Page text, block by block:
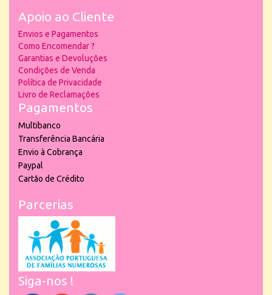
Apoio ao Cliente
Envios e Pagamentos
Como Encomendar ?
Garantias e Devoluções
Condições de Venda
Política de Privacidade
Livro de Reclamações
Pagamentos
Multibanco
Transferência Bancária
Envio à Cobrança
Paypal
Cartão de Crédito
Parcerias
Siga-nos !